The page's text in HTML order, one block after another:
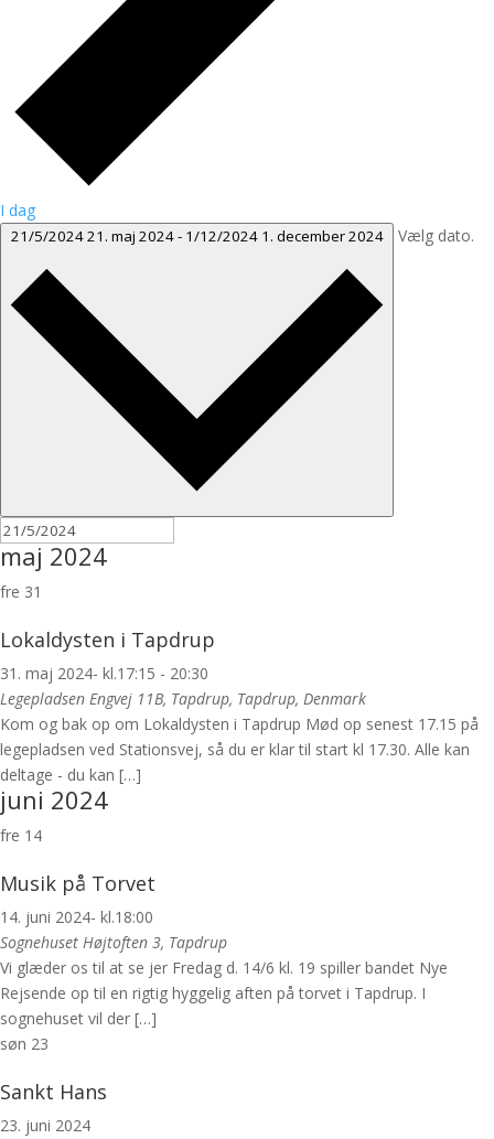
I dag
21/5/202421. maj 2024- 1/12/2024 1. december 2024 Vælg dato.
maj 2024
fre 31
Lokaldysten i Tapdrup
31. maj 2024- kl.17:15 - 20:30
Legepladsen Engvej 11B, Tapdrup, Tapdrup, Denmark
Kom og bak op om Lokaldysten i Tapdrup Mød op senest 17.15 på
legepladsen ved Stationsvej, så du er klar til start kl 17.30. Alle kan
deltage - du kan […]
juni 2024
fre 14
Musik på Torvet
14. juni 2024- kl.18:00
Sognehuset Højtoften 3, Tapdrup
Vi glæder os til at se jer Fredag d. 14/6 kl. 19 spiller bandet Nye
Rejsende op til en rigtig hyggelig aften på torvet i Tapdrup. I
sognehuset vil der […]
søn 23
Sankt Hans
23. juni 2024